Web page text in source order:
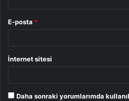
E-posta *
İnternet sitesi
Daha sonraki yorumlarımda